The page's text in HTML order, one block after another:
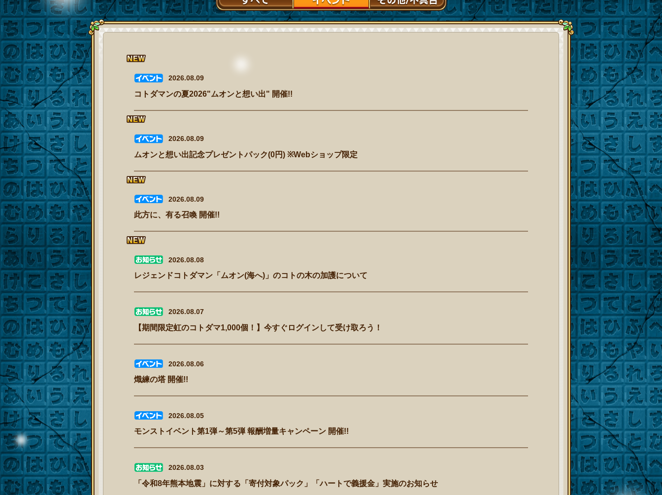
2026.08.09
コトダマンの夏2026"ムオンと想い出" 開催!!
2026.08.09
ムオンと想い出記念プレゼントパック(0円) ※Webショップ限定
2026.08.09
此方に、有る召喚 開催!!
2026.08.08
レジェンドコトダマン「ムオン(海へ)」のコトの木の加護について
2026.08.07
【期間限定虹のコトダマ1,000個！】今すぐログインして受け取ろう！
2026.08.06
熾練の塔 開催!!
2026.08.05
モンストイベント第1弾～第5弾 報酬増量キャンペーン 開催!!
2026.08.03
「令和8年熊本地震」に対する「寄付対象パック」「ハートで義援金」実施のお知らせ